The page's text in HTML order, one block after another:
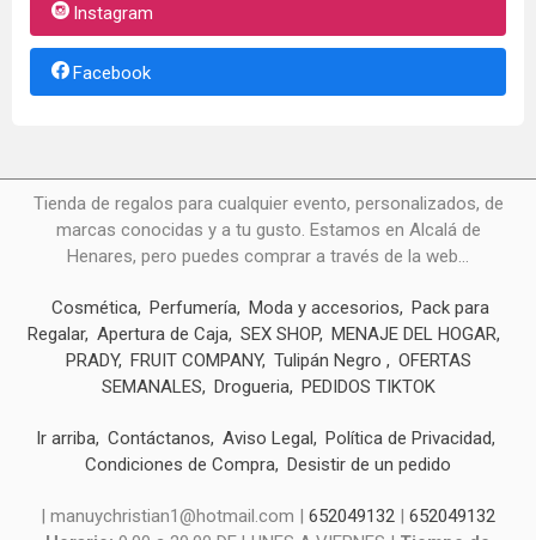
Instagram
Facebook
Tienda de regalos para cualquier evento, personalizados, de
marcas conocidas y a tu gusto. Estamos en Alcalá de
Henares, pero puedes comprar a través de la web...
Cosmética Perfumería Moda y accesorios
Pack para
Regalar Apertura de Caja SEX SHOP MENAJE DEL HOGAR
PRADY FRUIT COMPANY Tulipán Negro
OFERTAS
SEMANALES
Drogueria PEDIDOS TIKTOK
Ir arriba Contáctanos Aviso Legal
Política de Privacidad
Condiciones de Compra Desistir de un pedido
| manuychristian1@hotmail.com | 652049132 | 652049132